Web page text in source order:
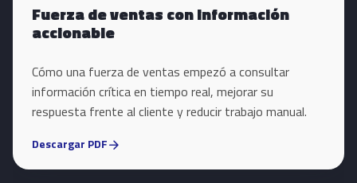
Fuerza de ventas con información
accionable
Cómo una fuerza de ventas empezó a consultar
información crítica en tiempo real, mejorar su
respuesta frente al cliente y reducir trabajo manual.
Descargar PDFarrow_forward